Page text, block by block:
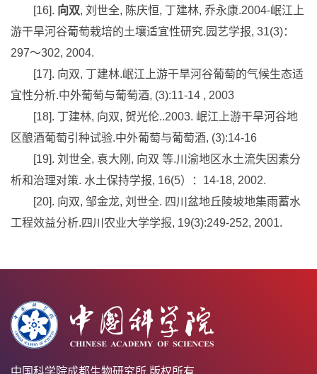
[16]. 向双, 刘世全, 陈庆恒, 丁建林, 乔永康.2004-岷江上
游干旱河谷葡萄栽培的土壤适宜性研究. 园艺学报, 31(3)：
297～302, 2004.
[17]. 向双, 丁建林.岷江上游干旱河谷葡萄的气候生态适
宜性分析.中外葡萄与葡萄酒, (3):11-14 , 2003
[18]. 丁建林, 向双, 贺光伦..2003. 岷江上游干旱河谷地
区酿酒葡萄引种试验.中外葡萄与葡萄酒, (3):14-16
[19]. 刘世全, 袁大刚 , 向双 等.川渝地区水土流失因素分
析和治理对策. 水土保持学报, 16(5）： 14-18, 2002.
[20]. 向双, 邹金龙, 刘世全. 四川盆地丘陵坡地集雨蓄水
工程效益分析.四川农业大学学报, 19(3):249-252, 2001.
中国科学院成都生物研究所 版权所有